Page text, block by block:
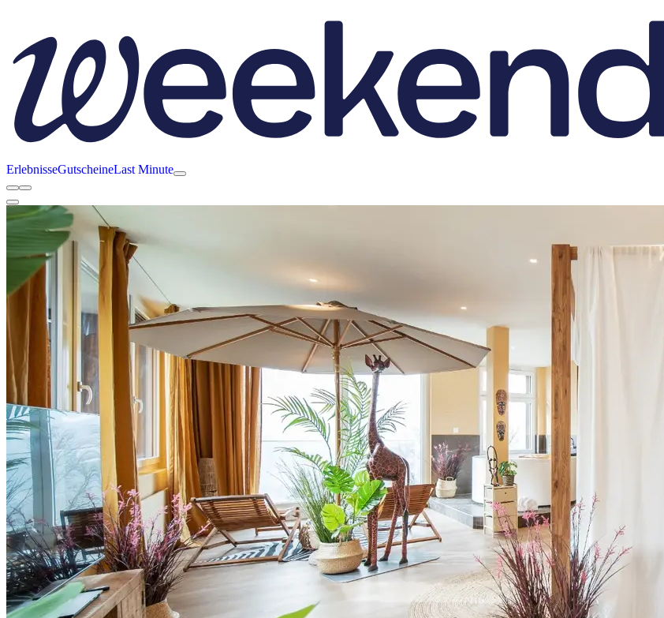
ErlebnisseGutscheineLast Minute